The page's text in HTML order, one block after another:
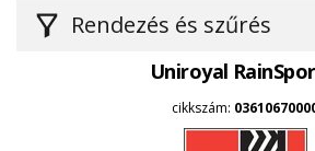
Rendezés és szűrés
Uniroyal
cikkszám: